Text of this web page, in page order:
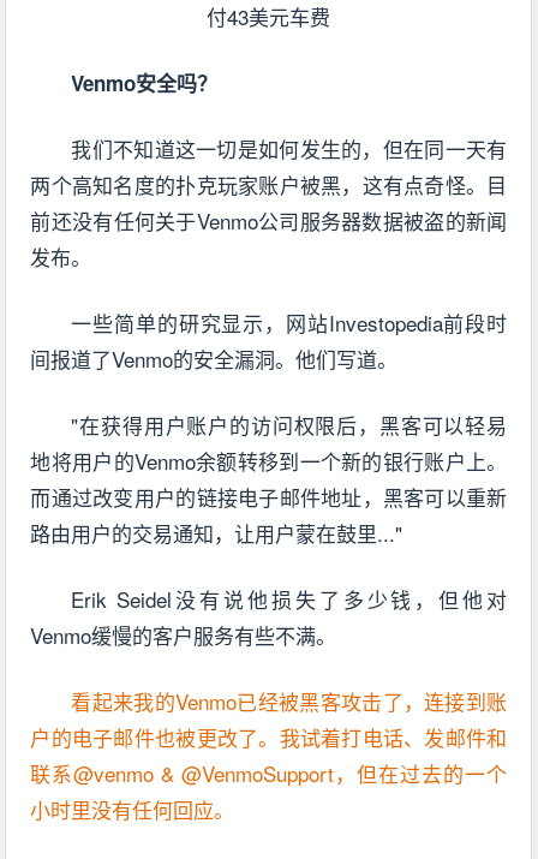
Venmo安全吗？
我们不知道这一切是如何发生的，但在同一天有
两个高知名度的扑克玩家账户被黑，这有点奇怪。目
前还没有任何关于Venmo公司服务器数据被盗的新闻
发布。
一些简单的研究显示，网站Investopedia前段时
间报道了Venmo的安全漏洞。他们写道。
"在获得用户账户的访问权限后，黑客可以轻易
地将用户的Venmo余额转移到一个新的银行账户上。
而通过改变用户的链接电子邮件地址，黑客可以重新
路由用户的交易通知，让用户蒙在鼓里..."
Erik Seidel没有说他损失了多少钱，但他对
Venmo缓慢的客户服务有些不满。
看起来我的Venmo已经被黑客攻击了，连接到账
户的电子邮件也被更改了。我试着打电话、发邮件和
联系@venmo & @VenmoSupport，但在过去的一个
小时里没有任何回应。